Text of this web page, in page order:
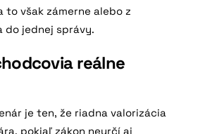
to však zámerne alebo z
do jednej správy.
reálne
je ten, že riadna valorizácia
pokiaľ zákon neurčí aj